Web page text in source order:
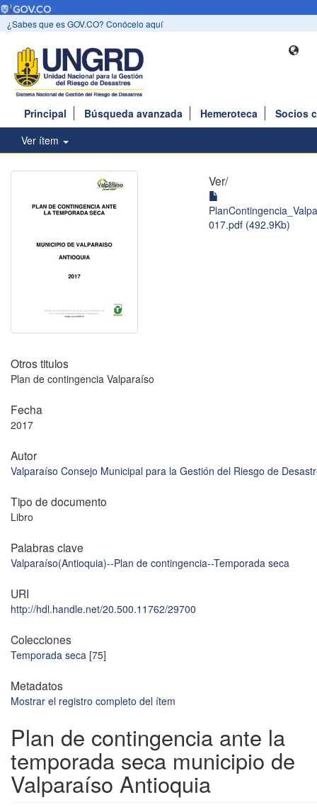
¿Sabes que es GOV.CO? Conócelo aquí
Principal Búsqueda avanzada Hemeroteca
Socios
Ver ítem
Ver/
017.pdf (492.9Kb)
Otros titulos
Plan de contingencia Valparaíso
Fecha
2017
Autor
Valparaíso Consejo Municipal para la Gestión del Riesgo de
Tipo de documento
Libro
Palabras clave
Valparaíso(Antioquia)--Plan de contingencia--Temporada seca
URI
http://hdl.handle.net/20.500.11762/29700
Colecciones
Temporada seca [75]
Metadatos
Mostrar el registro completo del ítem
Plan de contingencia ante la
temporada seca municipio de
Valparaíso Antioquia